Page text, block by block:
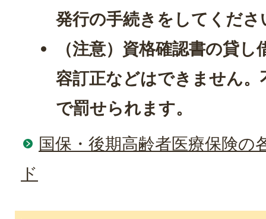
発行の手続きをしてくださ
（注意）資格確認書の貸
容訂正などはできません
で罰せられます。
国保・後期高齢者医療保険の
ド